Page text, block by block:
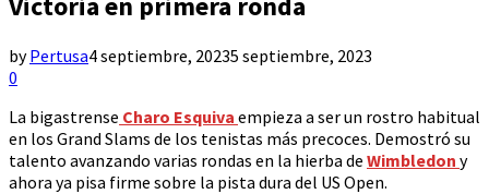
byPertusa4 septiembre, 20235 septiembre, 2023
0
La bigastrense Charo Esquiva empieza a ser un rostro habitual
en los Grand Slams de los tenistas más precoces. Demostró su
talento avanzando varias rondas en la hierba de Wimbledon y
ahora ya pisa firme sobre la pista dura del US Open.